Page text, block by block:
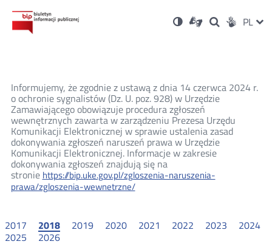
Ustawienia
Wersja
kontrastowa
Dla
niesłyszących
OtwórzOtwórz
w
Otwórz
w
Social PL
Informujemy, że zgodnie z ustawą z dnia 14 czerwca 2024 r.
o ochronie sygnalistów (Dz. U. poz. 928) w Urzędzie
Zamawiającego obowiązuje procedura zgłoszeń
wewnętrznych zawarta w zarządzeniu Prezesa Urzędu
Komunikacji Elektronicznej w sprawie ustalenia zasad
dokonywania zgłoszeń naruszeń prawa w Urzędzie
Komunikacji Elektronicznej. Informacje w zakresie
dokonywania zgłoszeń znajdują się na
stronie https://bip.uke.gov.pl/zgloszenia-naruszenia-
prawa/zgloszenia-wewnetrzne/
2017 2018 2019 2020 2021 2022 2023
2024
2025
2026